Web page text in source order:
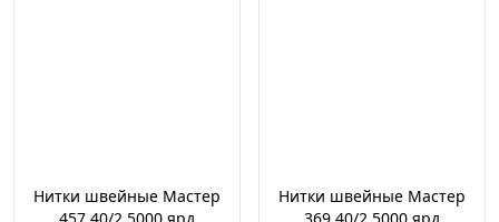
Нитки швейные Мастер
Нитки швейные Мастер